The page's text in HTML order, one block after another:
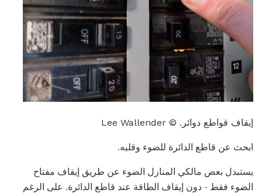
إيقاف قواطع دوائر. © Lee Wallender
ابحث عن قاطع الدائرة للضوء وقلبه.
يستبدل بعض مالكي المنازل الضوء عن طريق إيقاف مفتاح
الضوء فقط - دون إيقاف الطاقة عند قاطع الدائرة. على الرغم